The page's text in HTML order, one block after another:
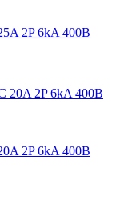
2P 6kA 400В
2P 6kA 400В